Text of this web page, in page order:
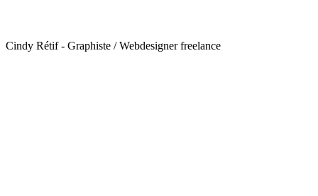
Cindy Rétif - Graphiste / Webdesigner freelance